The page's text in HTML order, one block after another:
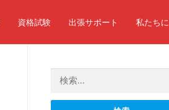
資格試験 出張サポート 私たち
検索: